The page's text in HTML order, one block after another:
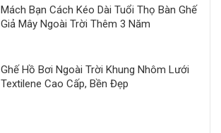
Mách Bạn Cách Kéo Dài Tuổi Thọ Bàn Ghế
Giả Mây Ngoài Trời Thêm 3 Năm
Ghế Hồ Bơi Ngoài Trời Khung Nhôm Lưới
Textilene Cao Cấp, Bền Đẹp